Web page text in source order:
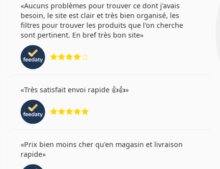
Aucuns problèmes pour trouver ce dont j'avais
besoin, le site est clair et très bien organisé, les
filtres pour trouver les produits que l'on cherche
sont pertinent. En bref très bon site
Très satisfait envoi rapide 👍👍
Prix bien moins cher qu'en magasin et livraison
rapide